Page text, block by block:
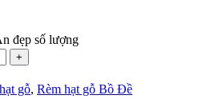
đẹp số lượng
gỗ, Rèm hạt gỗ Bồ Đề